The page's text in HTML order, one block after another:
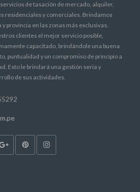
de tasación de mercado, alquiler,
residenciales y comerciales. Brindamos
provincia en las zonas más exclusivas.
clientes el mejor servicio posible,
capacitado, brindándole una buena
puntualidad y un compromiso de principio a
Esto le brindará una gestión seria y
de sus actividades.